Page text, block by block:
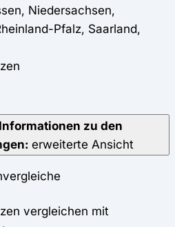
Niedersachsen,
Pfalz, Saarland,
zu den
erweiterte Ansicht
vergleichen mit